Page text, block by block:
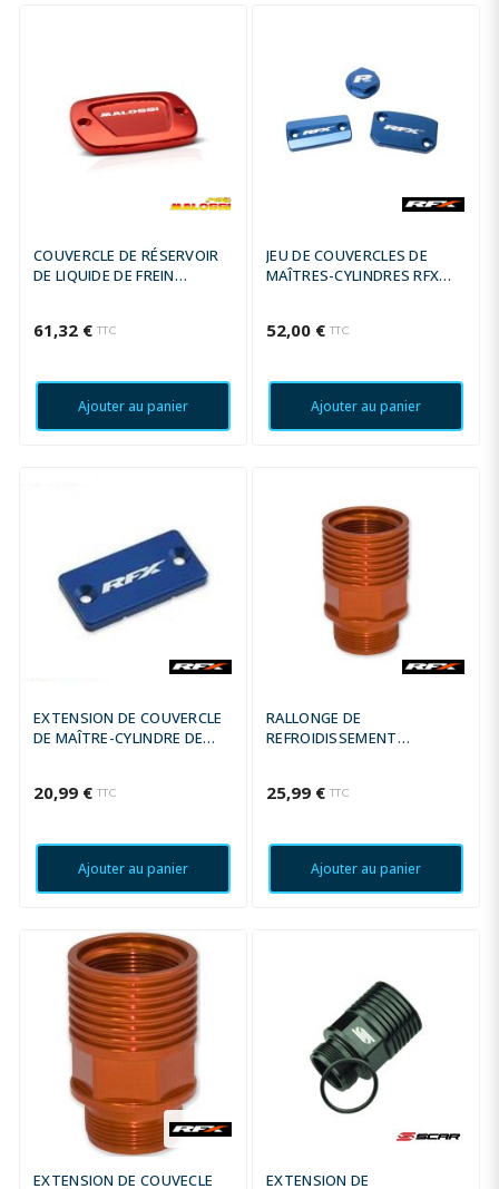
COUVERCLE DE RÉSERVOIR
DE LIQUIDE DE FREIN
61,32 € TTC
Ajouter au panier
JEU DE COUVERCLES DE
MAÎTRES-CYLINDRES RFX
FORMULA
52,00 € TTC
Ajouter au panier
EXTENSION DE COUVERCLE
DE MAÎTRE-CYLINDRE DE
20,99 € TTC
Ajouter au panier
RALLONGE DE
REFROIDISSEMENT
NOIR
25,99 € TTC
Ajouter au panier
EXTENSION DE COUVECLE
EXTENSION DE